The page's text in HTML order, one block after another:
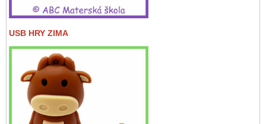
USB HRY ZIMA